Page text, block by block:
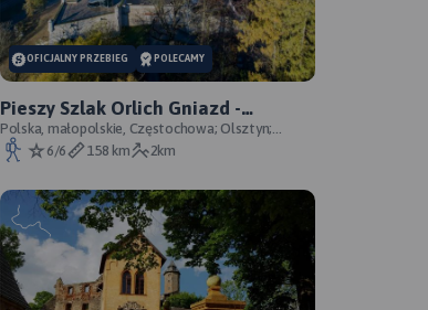
OFICJALNY PRZEBIEG POLECAMY
Pieszy Szlak Orlich Gniazd -
oficjalny przebieg szlaku
Polska, małopolskie, Częstochowa; Olsztyn;
Mirów; Bobolice; Morsko; Ogrodzieniec; Pilica;
Smoleń; By
6/6 158 km 2km